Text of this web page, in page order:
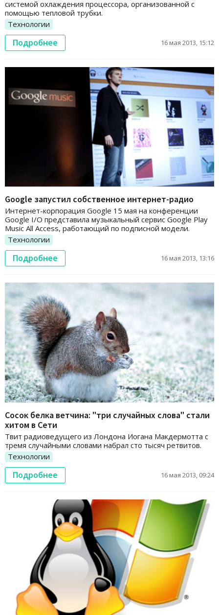
системой охлаждения процессора, организованной с
помощью тепловой трубки.
Технологии
Подробнее 16 мая 2013, 15:12
Google запустил собственное интернет-радио
Интернет-корпорация Google 15 мая на конференции
Google I/O представила музыкальный сервис Google Play
Music All Access, работающий по подписной модели.
Технологии
Подробнее 16 мая 2013, 13:16
Сосок белка ветчина: "три случайных слова" стали
хитом в Сети
Твит радиоведущего из Лондона Иогана Макдермотта с
тремя случайными словами набрал сто тысяч ретвитов.
Технологии
Подробнее 16 мая 2013, 09:24